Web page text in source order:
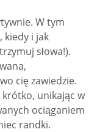
W tym
i jak
słowa!).
cię zawiedzie.
unikając w
ociąganiem
randki.